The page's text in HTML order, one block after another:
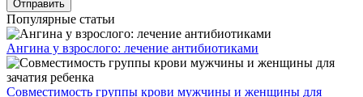
Популярные статьи
Ангина у взрослого: лечение антибиотиками
Совместимость группы крови мужчины и женщины для